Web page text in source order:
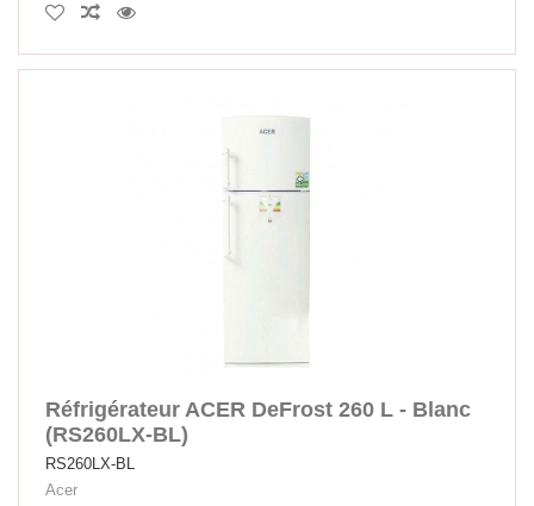
Réfrigérateur ACER DeFrost 260 L - Blanc
(RS260LX-BL)
RS260LX-BL
Acer